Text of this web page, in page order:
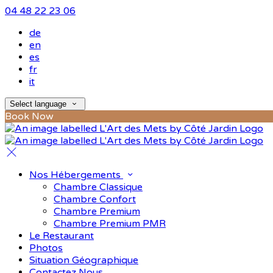
04 48 22 23 06
de
en
es
fr
it
Select language
Book Now
Nos Hébergements
Chambre Classique
Chambre Confort
Chambre Premium
Chambre Premium PMR
Le Restaurant
Photos
Situation Géographique